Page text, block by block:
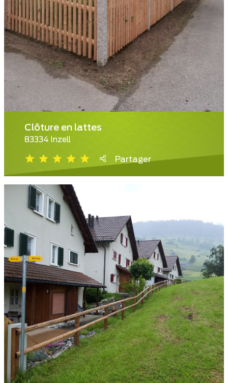
Clôture en lattes
83334 Inzell
Partager